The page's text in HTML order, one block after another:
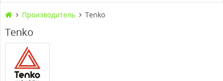
Производитель Tenko
Tenko